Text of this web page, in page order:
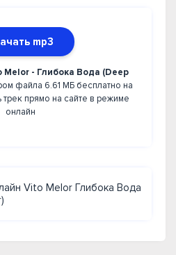
mp3
- Глибока Вода (Deep
файла 6.61 МБ бесплатно на
прямо на сайте в режиме
онлайн
Vito Melor Глибока Вода